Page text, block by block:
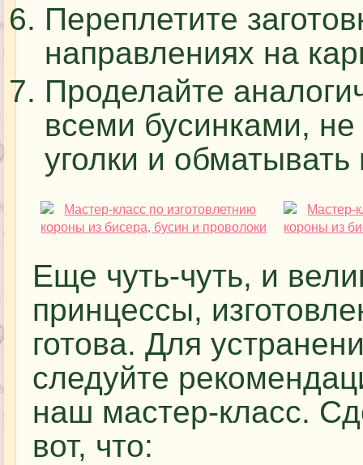
Переплетите
направлениях на
Проделайте
всеми бусинками,
уголки и
Еще чуть-чуть, и
принцессы,
готова. Для
следуйте
наш мастер-класс.
вот, что: